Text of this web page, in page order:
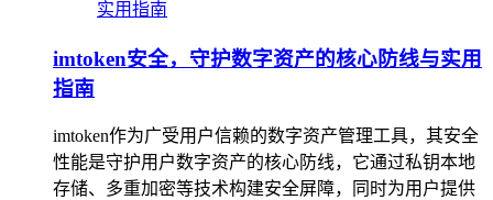
imtoken安全，守护数字资产的核心防线与实用
指南
imtoken作为广受用户信赖的数字资产管理工具，其安全
性能是守护用户数字资产的核心防线，它通过私钥本地
存储、多重加密等技术构建安全屏障，同时为用户提供